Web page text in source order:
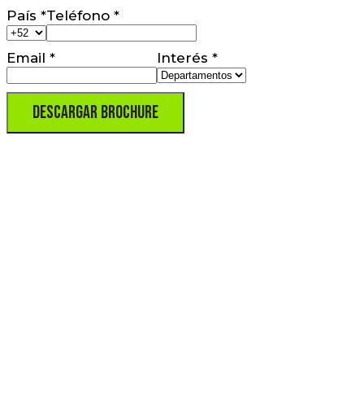
País *Teléfono *
Email * Interés *
Descargar Brochure